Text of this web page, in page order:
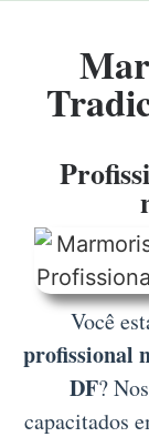
Você
profissional
DF?
capacitados